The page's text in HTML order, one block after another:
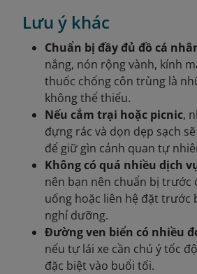
Lưu ý khác
Chuẩn bị đầy đủ đồ cá
nắng, nón rộng vành, kính
thuốc chống côn trùng là
không thể thiếu.
Nếu cắm trại hoặc picnic,
đựng rác và dọn dẹp sạch
để giữ gìn cảnh quan tự
Không có quá nhiều dịch
nên bạn nên chuẩn bị trước
uống hoặc liên hệ đặt trước
nghỉ dưỡng.
Đường ven biển có nhiều
nếu tự lái xe cần chú ý tốc
đặc biệt vào buổi tối.